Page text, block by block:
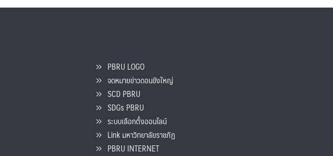
PBRU LOGO
จดหมายข่าวดอนขังใหญ่
SCD PBRU
SDGs PBRU
ระบบเลือกตั้งออนไลน์
Link มหาวิทยาลัยราชภัฏ
PBRU INTERNET